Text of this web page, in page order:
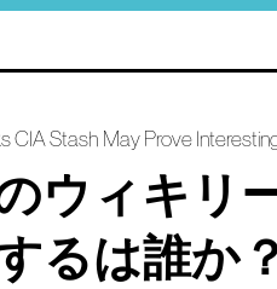
CIA Stash May Prove
ウィキリ
るは誰か？